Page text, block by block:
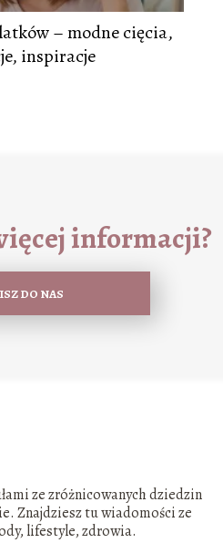
– modne cięcia,
inspiracje
informacji?
DO NAS
ze zróżnicowanych dziedzin
Znajdziesz tu wiadomości ze
lifestyle, zdrowia.